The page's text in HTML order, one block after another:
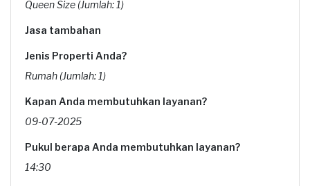
Queen Size (Jumlah: 1)
Jasa tambahan
Jenis Properti Anda?
Rumah (Jumlah: 1)
Kapan Anda membutuhkan layanan?
09-07-2025
Pukul berapa Anda membutuhkan layanan?
14:30